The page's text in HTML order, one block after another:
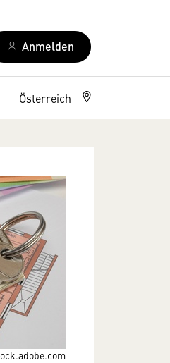
Anmelden
Österreich